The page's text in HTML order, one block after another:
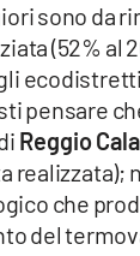
sono da
(52% al
pensare
Reggio
che
del